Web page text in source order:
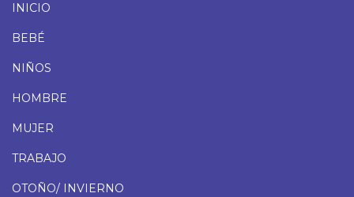
INICIO
BEBÉ
NIÑOS
HOMBRE
MUJER
TRABAJO
OTOÑO/ INVIERNO